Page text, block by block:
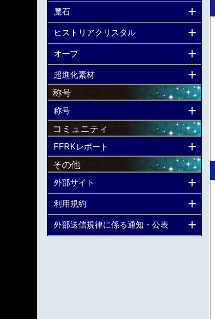
魔石
ヒストリアクリスタル
オーブ
超進化素材
称号
称号
コミュニティ
FFRKレポート
その他
外部サイト
利用規約
外部送信規律に係る通知・公表